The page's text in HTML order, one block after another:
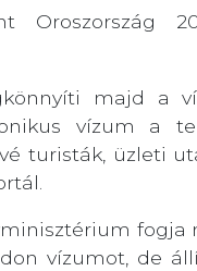
Oroszország
majd a
vízum a
turisták, üzleti
vízumot, de